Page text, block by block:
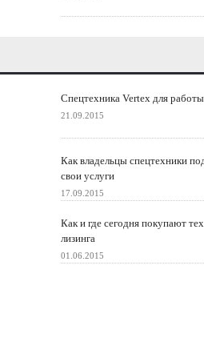
Спецтехника Vertex для
21.09.2015
Как владельцы спецтехники
свои услуги
17.09.2015
Как и где сегодня покупают
лизинга
01.06.2015